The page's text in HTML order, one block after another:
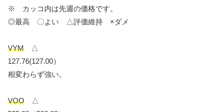
※ カッコ内は先週の価格です。
◎最高 〇よい △評価維持 ×ダメ
VYM △
127.76(127.00）
相変わらず強い。
VOO △